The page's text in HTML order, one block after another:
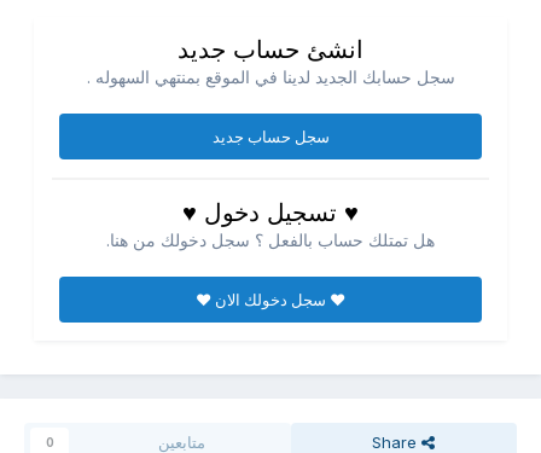
انشئ حساب جديد
سجل حسابك الجديد لدينا في الموقع بمنتهي السهوله .
سجل حساب جديد
♥ تسجيل دخول ♥
هل تمتلك حساب بالفعل ؟ سجل دخولك من هنا.
♥ سجل دخولك الان ♥
Share متابعين 0